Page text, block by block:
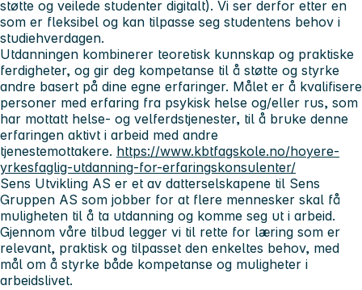
støtte og veilede studenter digitalt). Vi ser derfor etter en
som er fleksibel og kan tilpasse seg studentens behov i
studiehverdagen.
Utdanningen kombinerer teoretisk kunnskap og praktiske
ferdigheter, og gir deg kompetanse til å støtte og styrke
andre basert på dine egne erfaringer. Målet er å kvalifisere
personer med erfaring fra psykisk helse og/eller rus, som
har mottatt helse- og velferdstjenester, til å bruke denne
erfaringen aktivt i arbeid med andre
tjenestemottakere. https://www.kbtfagskole.no/hoyere-
yrkesfaglig-utdanning-for-erfaringskonsulenter/
Sens Utvikling AS er et av datterselskapene til Sens
Gruppen AS som jobber for at flere mennesker skal få
muligheten til å ta utdanning og komme seg ut i arbeid.
Gjennom våre tilbud legger vi til rette for læring som er
relevant, praktisk og tilpasset den enkeltes behov, med
mål om å styrke både kompetanse og muligheter i
arbeidslivet.